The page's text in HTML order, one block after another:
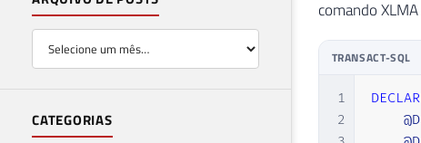
CATEGORIAS
comando
TRANSACT-SQL
1
2